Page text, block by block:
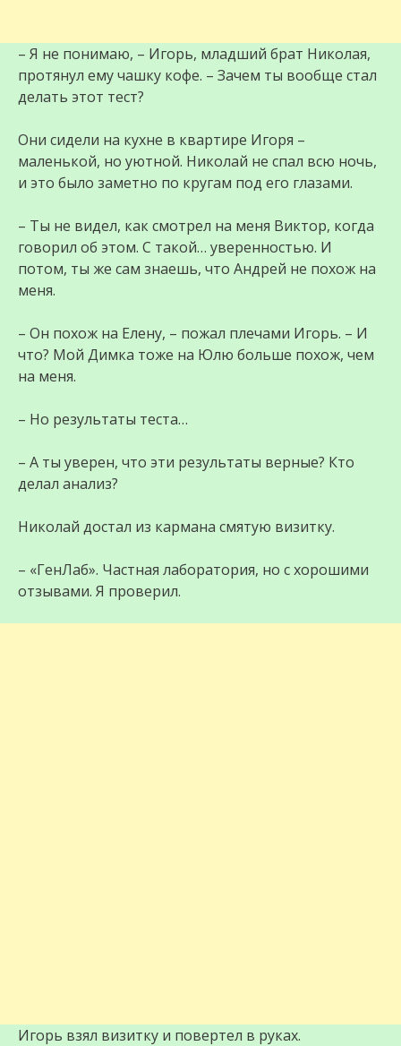
– Я не понимаю, – Игорь, младший брат Николая,
протянул ему чашку кофе. – Зачем ты вообще стал
делать этот тест?
Они сидели на кухне в квартире Игоря –
маленькой, но уютной. Николай не спал всю ночь,
и это было заметно по кругам под его глазами.
– Ты не видел, как смотрел на меня Виктор, когда
говорил об этом. С такой… уверенностью. И
потом, ты же сам знаешь, что Андрей не похож на
меня.
– Он похож на Елену, – пожал плечами Игорь. – И
что? Мой Димка тоже на Юлю больше похож, чем
на меня.
– Но результаты теста…
– А ты уверен, что эти результаты верные? Кто
делал анализ?
Николай достал из кармана смятую визитку.
– «ГенЛаб». Частная лаборатория, но с хорошими
отзывами. Я проверил.
Игорь взял визитку и повертел в руках.